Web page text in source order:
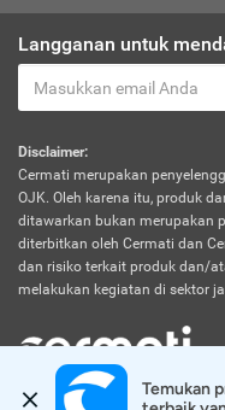
Langganan untuk
Disclaimer:
Cermati merupakan
OJK. Oleh karena itu, produk
ditawarkan bukan merupakan
diterbitkan oleh Cermati dan
dan risiko terkait produk dan/
melakukan kegiatan di sektor
© 2026 Cermati. All Rights
Temukan